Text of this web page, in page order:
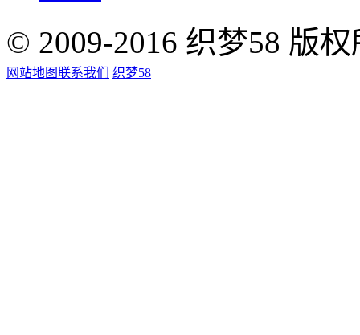
© 2009-2016 织梦58 版
网站地图联系我们 织梦58